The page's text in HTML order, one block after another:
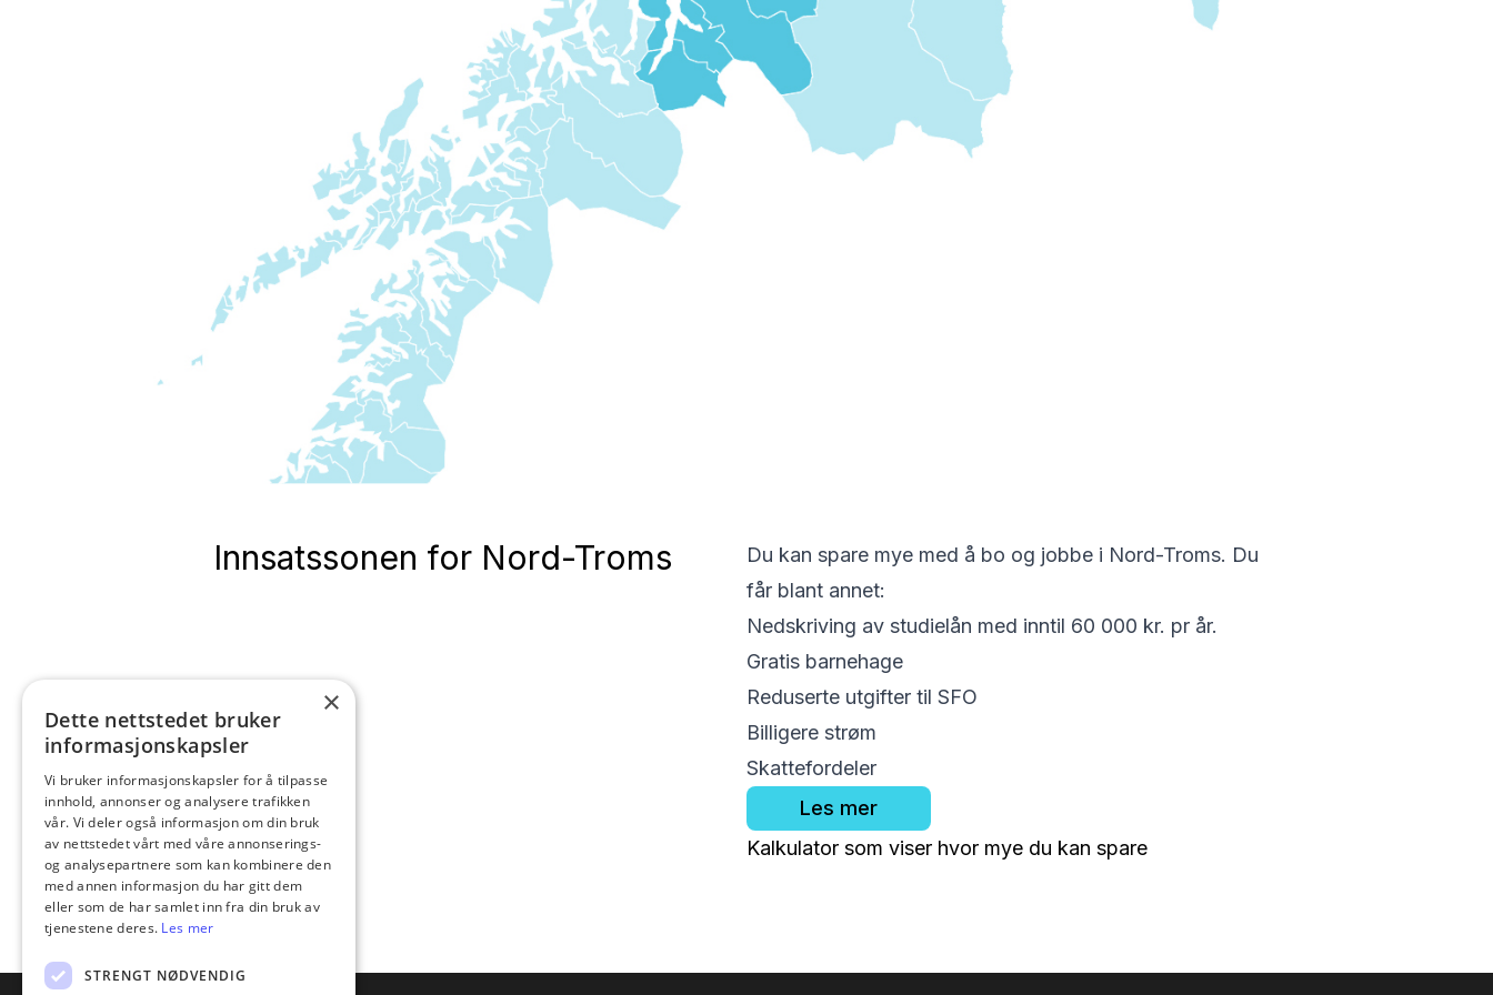
Innsatssonen for Nord-Troms
Du kan spare mye med å bo og jobbe i Nord-Troms. Du
får blant annet:
Nedskriving av studielån med inntil 60 000 kr. pr år.
Gratis barnehage
Reduserte utgifter til SFO
Billigere strøm
Skattefordeler
Les mer
Kalkulator som viser hvor mye du kan spare
×
Dette nettstedet bruker
informasjonskapsler
Vi bruker informasjonskapsler for å tilpasse
innhold, annonser og analysere trafikken
vår. Vi deler også informasjon om din bruk
av nettstedet vårt med våre annonserings-
og analysepartnere som kan kombinere den
med annen informasjon du har gitt dem
eller som de har samlet inn fra din bruk av
tjenestene deres. Les mer
STRENGT NØDVENDIG